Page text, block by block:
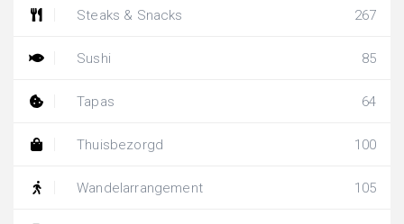
Steaks & Snacks 267
Sushi 85
Tapas 64
Thuisbezorgd 100
Wandelarrangement 105